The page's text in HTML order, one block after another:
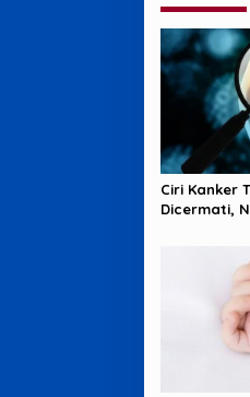
Ciri Kanker
Dicermati,